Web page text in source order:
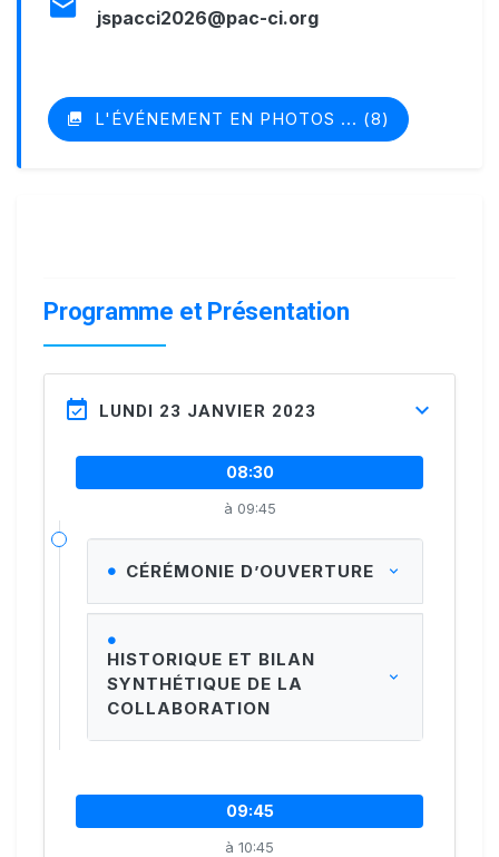
jspacci2026@pac-ci.org
L'ÉVÉNEMENT EN PHOTOS ... (8)
Programme et Présentation
LUNDI 23 JANVIER 2023
08:30
à 09:45
CÉRÉMONIE D’OUVERTURE
HISTORIQUE ET BILAN
SYNTHÉTIQUE DE LA
COLLABORATION
09:45
à 10:45